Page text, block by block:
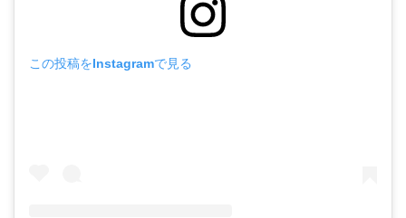
この投稿をInstagramで見る